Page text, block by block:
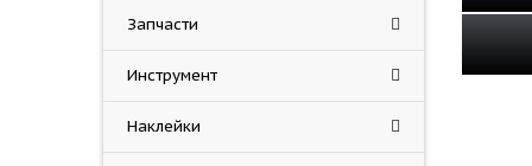
Запчасти
Инструмент
Наклейки